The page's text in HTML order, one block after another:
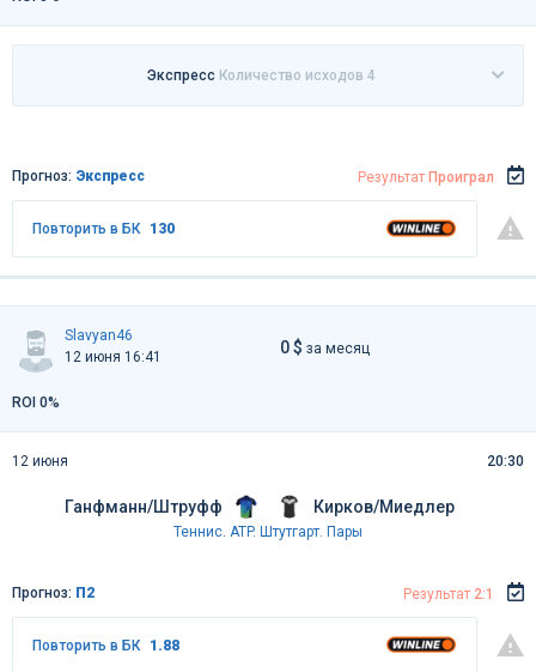
Экспресс Количество исходов 4
Прогноз: Экспресс Результат Проиграл
Повторить в БК 130
Slavyan46
12 июня 16:41
0 $ за месяц
ROI 0%
Ганфманн/Штруфф
12 июня 20:30
Кирков/Миедлер
Теннис ATP. Штутгарт. Пары
Прогноз: П2 Результат 2:1
Повторить в БК 1.88